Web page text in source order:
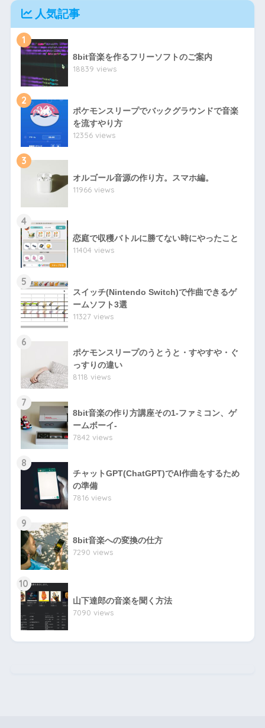
人気記事
1
8bit音楽を作るフリーソフトのご案内
18839 views
2
ポケモンスリープでバックグラウンドで音楽
を流すやり方
12356 views
3
オルゴール音源の作り方。スマホ編。
11966 views
4
恋庭で収穫バトルに勝てない時にやったこと
11404 views
5
スイッチ(Nintendo Switch)で作曲できるゲ
ームソフト3選
11327 views
6
ポケモンスリープのうとうと・すやすや・ぐ
っすりの違い
8118 views
7
8bit音楽の作り方講座その1-ファミコン、ゲ
ームボーイ-
7842 views
8
チャットGPT(ChatGPT)でAI作曲をするため
の準備
7816 views
9
8bit音楽への変換の仕方
7290 views
10
山下達郎の音楽を聞く方法
7090 views